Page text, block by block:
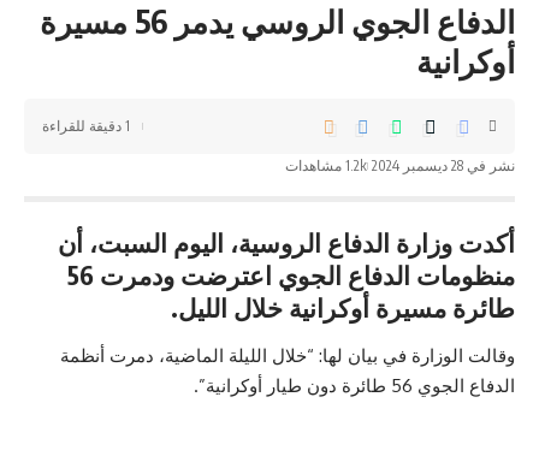
الدفاع الجوي الروسي يدمر 56 مسيرة
أوكرانية
نشر في 28 ديسمبر 2024 1.2k مشاهدات
1 دقيقة للقراءة
أكدت وزارة الدفاع الروسية، اليوم السبت، أن
منظومات الدفاع الجوي اعترضت ودمرت 56
طائرة مسيرة أوكرانية خلال الليل.
وقالت الوزارة في بيان لها: “خلال الليلة الماضية، دمرت أنظمة
الدفاع الجوي 56 طائرة دون طيار أوكرانية”.